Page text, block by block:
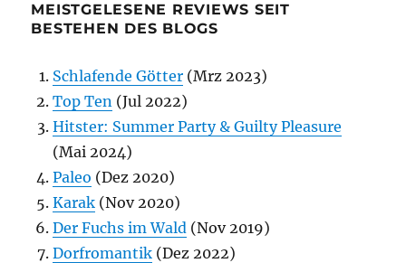
MEISTGELESENE REVIEWS SEIT
BESTEHEN DES BLOGS
Schlafende Götter (Mrz 2023)
Top Ten (Jul 2022)
Hitster: Summer Party & Guilty Pleasure
(Mai 2024)
Paleo (Dez 2020)
Karak (Nov 2020)
Der Fuchs im Wald (Nov 2019)
Dorfromantik (Dez 2022)